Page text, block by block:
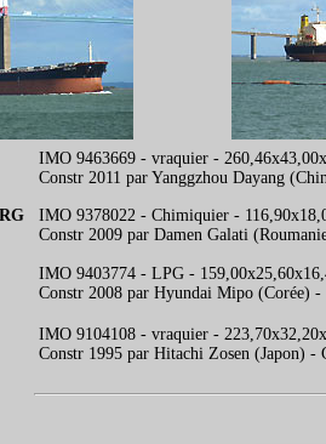
IMO 9463669 - vraquier -
Constr 2011 par Yanggzhou Dayang
IMO 9378022 - Chimiquier -
Constr 2009 par Damen Galati
IMO 9403774 - LPG -
Constr 2008 par Hyundai Mipo (Corée)
IMO 9104108 - vraquier -
Constr 1995 par Hitachi Zosen